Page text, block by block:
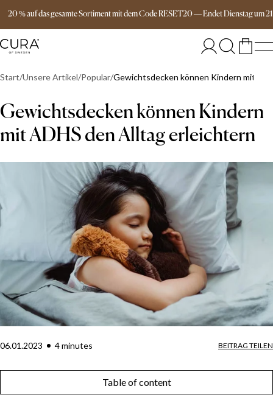
20 % auf das gesamte Sortiment mit dem Code RESET20—EndetDienstagum
Versandkostenfrei ab 149€
Start Unsere Artikel Popular Gewichtsdecken können Kindern mit
Gewichtsdecken können Kindern
mit ADHS den Alltag erleichtern
06.01.2023 4minutes BEITRAG TEILEN
Table of content